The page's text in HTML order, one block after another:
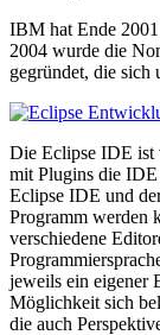
IBM hat Ende
2004 wurde die
gegründet, die
Die Eclipse IDE ist
mit Plugins die IDE
Eclipse IDE und
Programm werden
verschiedene
jeweils ein eigener
Möglichkeit sich
die auch